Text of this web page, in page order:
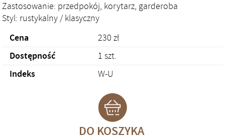
Zastosowanie: przedpokój, korytarz, garderoba
Styl: rustykalny / klasyczny
Cena 230 zł
Dostępność 1 szt.
Indeks W-U
DO KOSZYKA